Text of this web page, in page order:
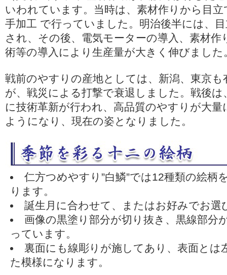
いわれています。当時は、素材作りから目
手加工 で行っていました。明治後半には、
され、その後、電気モーターの導入、素材作
術等の導入により生産量が大きく伸びました
戦前のやすりの産地としては、新潟、東京も
が、戦災による打撃で衰退しました。戦後は
に技術革新が行われ、高品質のやすりが大量
ようになり、現在の姿となりました。
仁方つめやすり”白鱗”では12種類の絵柄
ります。
誕生月に合わせて、またはお好みでお選
画像の黒塗り部分が切り抜き、黒線部分
っています。
裏面にも線彫りが施してあり、表面とは
た模様になります。